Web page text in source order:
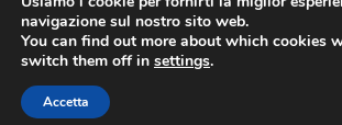
©2022 Confesercenti Genova |
navigazione sul nostro sito web.
You can find out more about which cookies
switch them off in settings.
Accetta